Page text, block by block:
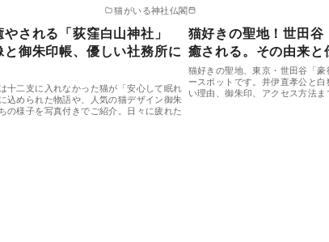
猫がいる神社仏閣
やされる「荻窪白山神社」
御朱印帳、優しい社務所に
十二支に入れなかった猫が「安心して眠れ
込められた物語や、人気の猫デザイン御朱
の様子を写真付きでご紹介。日々に疲れた
猫好きの聖地！世田
癒される。その由来と
猫好きの聖地、東京・世田谷「
ースポットです。井伊直孝公と
い理由、御朱印、アクセス方法ま